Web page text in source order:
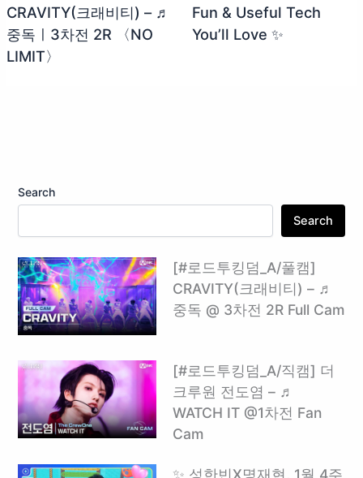
CRAVITY(크래비티) – ♬
중독ㅣ3차전 2R 〈NO
LIMIT〉
Fun & Useful Tech
You’ll Love ✨
Search
Search
[#로드투킹덤_A/풀캠]
CRAVITY(크래비티) – ♬
중독 @ 3차전 2R Full Cam
[#로드투킹덤_A/직캠] 더
크루원 전도염 – ♬
WATCH IT @1차전 Fan
Cam
✨ 성한빈X명재현, 1월 4주